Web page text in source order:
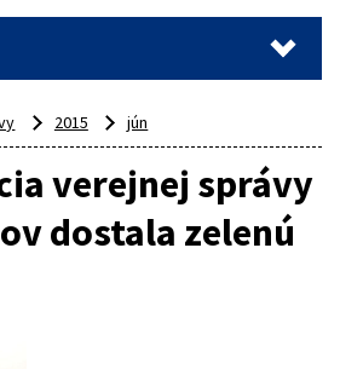
2015 jún
verejnej správy
dostala zelenú